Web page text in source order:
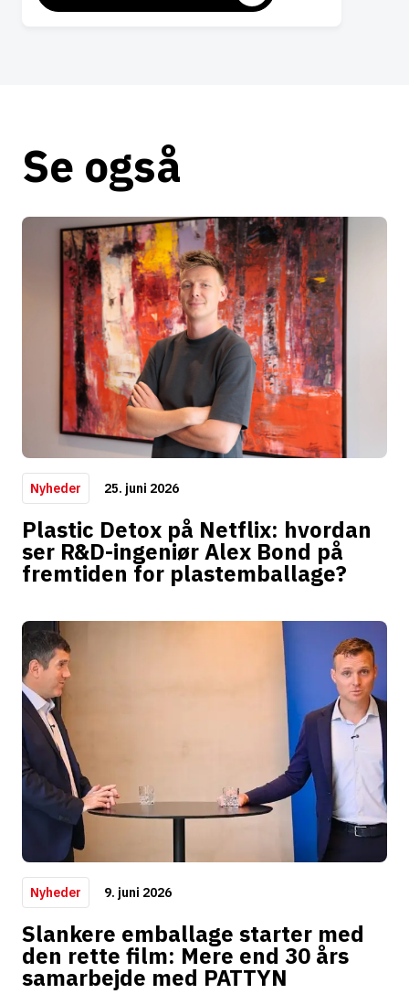
Se også
Nyheder 25. juni 2026
Plastic Detox på Netflix: hvordan
ser R&D-ingeniør Alex Bond på
fremtiden for plastemballage?
Nyheder 9. juni 2026
Slankere emballage starter med
den rette film: Mere end 30 års
samarbejde med PATTYN